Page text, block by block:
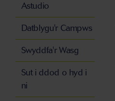
Astudio
Datblygu'r Campws
Swyddfa'r Wasg
Sut i ddod o hyd i
ni